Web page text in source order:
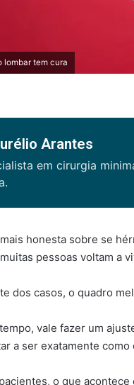
lombar tem cura
Arantes
em cirurgia
honesta sobre se
pessoas voltam a
dos casos, o quadro
vale fazer um
a ser exatamente como
o que